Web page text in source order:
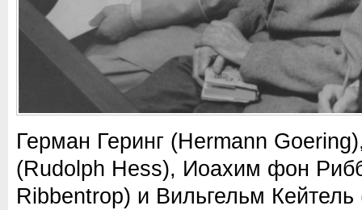
Герман Геринг (Hermann
(Rudolph Hess), Иоахим фон
Ribbentrop) и Вильгельм